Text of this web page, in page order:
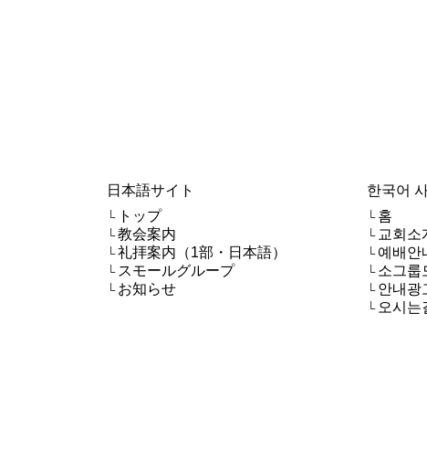
日本語サイト
└ トップ
└教会案内
└礼拝案内（1部・日本語）
└ スモールグループ
└ お知らせ
한국어
└ 홈
└ 교회소
└ 예배안
└ 소그룹
└ 안내광
└ 오시는